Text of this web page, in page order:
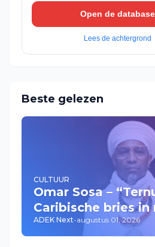
Open de database
Lees de achtergrond
Beste gelezen
CULTUUR
Omar Sosa –
Caribische bries in
ADEK Next-augustus 01, 2026